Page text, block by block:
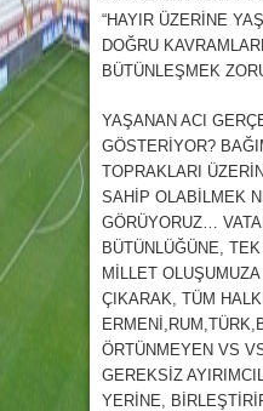
“HAYIR ÜZERİNE
DOĞRU
BÜTÜNLEŞMEK
YAŞANAN ACI
GÖSTERİYOR?
TOPRAKLARI
SAHİP OLABİLMEK
GÖRÜYORUZ…
BÜTÜNLÜĞÜNE,
MİLLET
ÇIKARAK, TÜM
ÖRTÜNMEYEN VS
GEREKSİZ
YERİNE,